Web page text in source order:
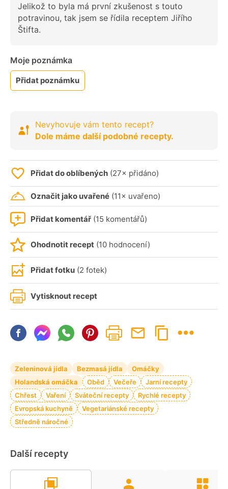
Jelikož to byla má první zkušenost s touto
potravinou, tak jsem se řídila receptem Jiřího
Štifta.
Moje poznámka
Přidat poznámku
Nevyhovuje vám tento recept?
Dole máme další podobné recepty.
Přidat do oblíbených (27× přidáno)
Označit jako uvařené (11× uvařeno)
Přidat komentář (15 komentářů)
Ohodnotit recept (10 hodnocení)
Přidat fotku (2 fotek)
Vytisknout recept
Zeleninová jídla Bezmasá jídla
Omáčky
Holandská omáčka
Oběd Večeře
Jarní recepty
Chřest
Vaření Sváteční recepty
Rychlé recepty
Evropská kuchyně
Vegetariánské recepty
Středně náročné
Další recepty